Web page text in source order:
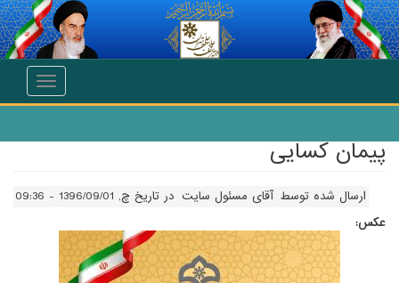
انتقال به محتوای اصلی
Toggle
پیمان کسایی
ارسال شده توسط آقای مسئول سایت در تاریخ چ, 1396/09/01 - 09:36
عکس: